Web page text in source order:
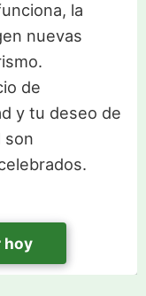
la
nuevas
de
y tu deseo de
son
hoy